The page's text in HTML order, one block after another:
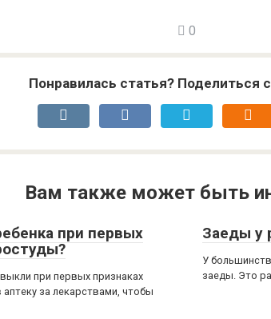
0
Понравилась статья? Поделиться
Вам также может быть
при первых
при первых признаках
за лекарствами, чтобы
Заеды у
У
заеды. Это